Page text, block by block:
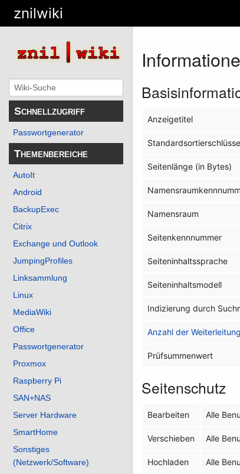
znilwiki
Schnellzugriff
Passwortgenerator
Themenbereiche
AutoIt
Android
BackupExec
Citrix
Exchange und Outlook
JumpingProfiles
Linksammlung
Linux
MediaWiki
Office
Passwortgenerator
Proxmox
Raspberry Pi
SAN+NAS
Server Hardware
SmartHome
Sonstiges
(Netzwerk/Software)
Anzeigetitel
Seitenlänge (in Bytes)
Namensraum
Seitenkennnummer
Seiteninhaltssprache
Seiteninhaltsmodell
Indizierung durch
Anzahl der
Prüfsummenwert
Seitenschutz
Bearbeiten Alle
Verschieben Alle
Hochladen Alle